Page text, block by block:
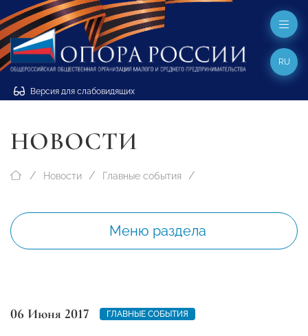
Версия для слабовидящих
RU
НОВОСТИ
Новости Главные события
Меню раздела
06 Июня 2017 ГЛАВНЫЕ СОБЫТИЯ